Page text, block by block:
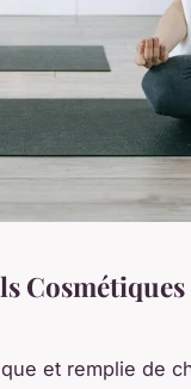
et remplie de